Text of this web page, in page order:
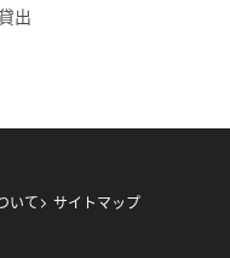
出
いて サイトマップ